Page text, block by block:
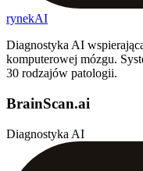
rynekAI
Diagnostyka AI
komputerowej mózgu.
30 rodzajów patologii.
BrainScan.ai
Diagnostyka AI